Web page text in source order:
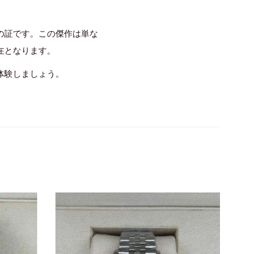
です。この傑作は単な
なります。
しましょう。